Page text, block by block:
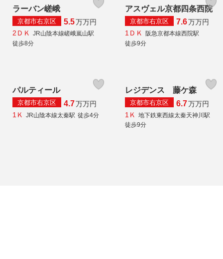
ラーバン嵯峨
京都市右京区 5.5万万円
2ＤＫ JR山陰本線嵯峨嵐山駅
徒歩8分
アスヴェル京都四条西院
京都市右京区 7.6万万円
1ＤＫ 阪急京都本線西院駅
徒歩9分
パルティール
京都市右京区 4.7万万円
1Ｋ
JR山陰本線太秦駅 徒歩4分
レジデンス 藤ケ森
京都市右京区 6.7万万円
1Ｋ
地下鉄東西線太秦天神川駅
徒歩9分